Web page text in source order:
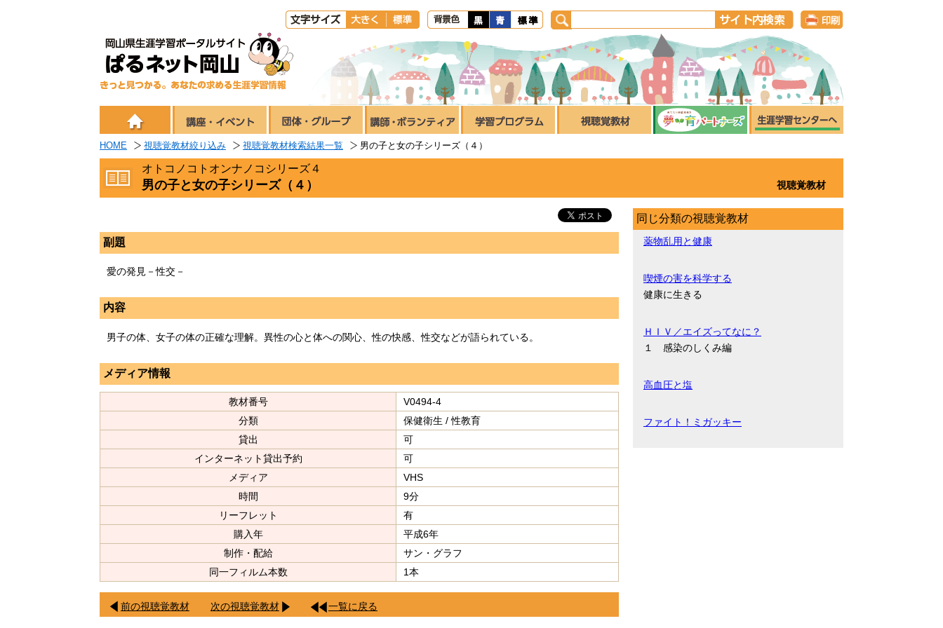
HOME 視聴覚教材絞り込み 視聴覚教材検索結果一覧 男の子と女の子シリーズ（４）
オトコノコトオンナノコシリーズ４
男の子と女の子シリーズ（４） 視聴覚教材
副題
愛の発見－性交－
内容
男子の体、女子の体の正確な理解。異性の心と体への関心、性の快感、性交などが語られている。
メディア情報
教材番号
V0494-4
分類
保健衛生 / 性教育
貸出
可
インターネット貸出予約
可
メディア
VHS
時間
9分
リーフレット
有
購入年
平成6年
制作・配給
サン・グラフ
同一フィルム本数
1本
前の視聴覚教材 次の視聴覚教材 一覧に戻る
同じ分類の視聴覚教材
薬物乱用と健康
喫煙の害を科学する
健康に生きる
ＨＩＶ／エイズってなに？
１ 感染のしくみ編
高血圧と塩
ファイト！ミガッキー